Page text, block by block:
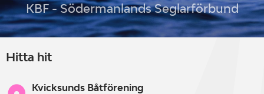
KBF - Södermanlands Seglarförbund
Hitta hit
Kvicksunds Båtförening